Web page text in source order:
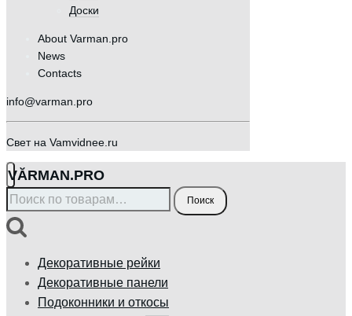
Доски
About Varman.pro
News
Contacts
info@varman.pro
Свет на Vamvidnee.ru
VӐRMAN.PRO
Искать: Поиск
Декоративные рейки
Декоративные панели
Подоконники и откосы